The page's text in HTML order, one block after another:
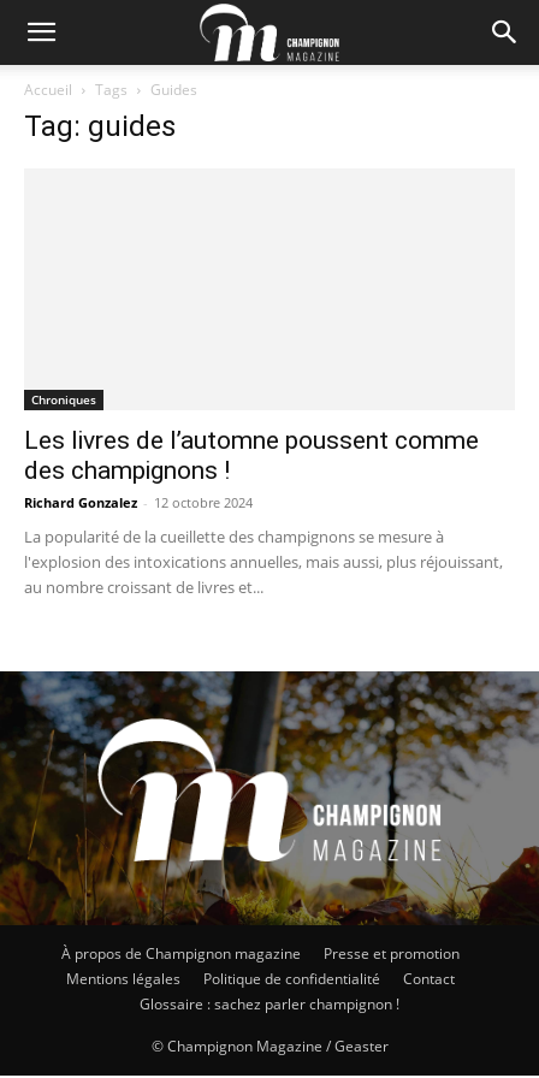
Accueil Tags Guides
Tag: guides
Chroniques
Les livres de l’automne poussent comme
des champignons !
Richard Gonzalez - 12 octobre 2024
La popularité de la cueillette des champignons se mesure à
l'explosion des intoxications annuelles, mais aussi, plus réjouissant,
au nombre croissant de livres et...
À propos de Champignon magazine
Presse et promotion
Mentions légales
Politique de confidentialité
Contact
Glossaire : sachez parler champignon !
© Champignon Magazine / Geaster